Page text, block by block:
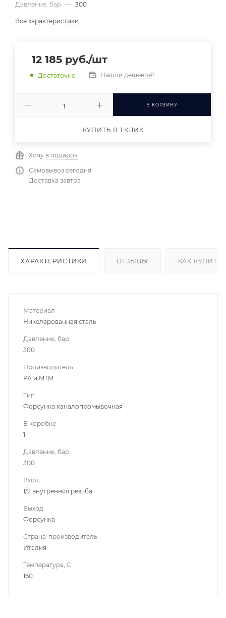
Давление, бар — 300
Все характеристики
12 185 руб./шт
Достаточно Нашли дешевле?
В КОРЗИНУ
КУПИТЬ В 1 КЛИК
Хочу в подарок
Самовывоз сегодня
Доставка завтра
ХАРАКТЕРИСТИКИ ОТЗЫВЫ КАК КУПИТЬ
Материал
Никелерованная сталь
Давление, бар
300
Производитель
PA и MTM
Тип
Форсунка каналопромывочная
В коробке
1
Давление, бар
300
Вход
1/2 внутренняя резьба
Выход
Форсунка
Страна-производитель
Италия
Температура, C
160